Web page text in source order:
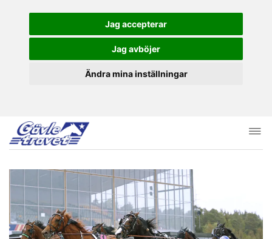
Jag accepterar
Jag avböjer
Ändra mina inställningar